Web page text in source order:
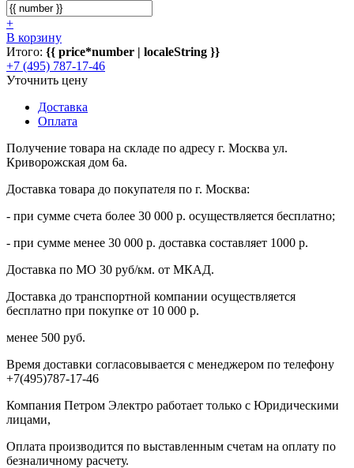
+
В корзину
Итого: {{ price*number | localeString }}
+7 (495) 787-17-46
Уточнить цену
Доставка
Оплата
Получение товара на складе по адресу г. Москва ул.
Криворожская дом 6а.
Доставка товара до покупателя по г. Москва:
- при сумме счета более 30 000 р. осуществляется бесплатно;
- при сумме менее 30 000 р. доставка составляет 1000 р.
Доставка по МО 30 руб/км. от МКАД.
Доставка до транспортной компании осуществляется
бесплатно при покупке от 10 000 р.
менее 500 руб.
Время доставки согласовывается с менеджером по телефону
+7(495)787-17-46
Компания Петром Электро работает только с Юридическими
лицами,
Оплата производится по выставленным счетам на оплату по
безналичному расчету.